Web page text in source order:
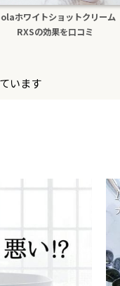
白になりたい！30代以上にpola
ホワイトショットl...
います